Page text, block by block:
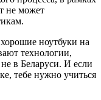
не может
ноутбуки на
технологии,
в Беларуси. И если
тебе нужно учиться